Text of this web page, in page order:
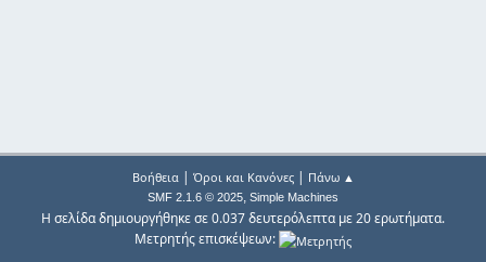
Βοήθεια| Όροι και Κανόνες| Πάνω ▲
SMF 2.1.6 © 2025, Simple Machines
Η σελίδα δημιουργήθηκε σε 0.037 δευτερόλεπτα με 20 ερωτήματα.
Μετρητής επισκέψεων: